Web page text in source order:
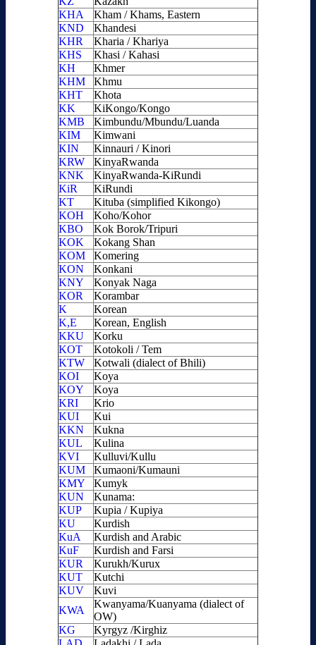
KHA
Kham / Khams, Eastern
KND
Khandesi
KHR
Kharia / Khariya
KHS
Khasi / Kahasi
KH
Khmer
KHM
Khmu
KHT
Khota
KK
KiKongo/Kongo
KMB
Kimbundu/Mbundu/Luanda
KIM
Kimwani
KIN
Kinnauri / Kinori
KRW
KinyaRwanda
KNK
KinyaRwanda-KiRundi
KiR
KiRundi
KT
Kituba (simplified Kikongo)
KOH
Koho/Kohor
KBO
Kok Borok/Tripuri
KOK
Kokang Shan
KOM
Komering
KON
Konkani
KNY
Konyak Naga
KOR
Korambar
K
Korean
K,E
Korean, English
KKU
Korku
KOT
Kotokoli / Tem
KTW
Kotwali (dialect of Bhili)
KOI
Koya
KOY
Koya
KRI
Krio
KUI
Kui
KKN
Kukna
KUL
Kulina
KVI
Kulluvi/Kullu
KUM
Kumaoni/Kumauni
KMY
Kumyk
KUN
Kunama:
KUP
Kupia / Kupiya
KU
Kurdish
KuA
Kurdish and Arabic
KuF
Kurdish and Farsi
KUR
Kurukh/Kurux
KUT
Kutchi
KUV
Kuvi
KWA
Kwanyama/Kuanyama (dialect of
OW)
KG
Kyrgyz /Kirghiz